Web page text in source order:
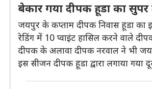
बेकार गया दीपक हूडा का सुपर
जयपुर के कप्ताम दीपक निवास हूडा का
रेडिंग में 10 प्वाइंट हासिल करने वाले
दीपक के अलावा दीपक नरवाल ने भी
इस सीजन दीपक हूडा द्वारा लगाया